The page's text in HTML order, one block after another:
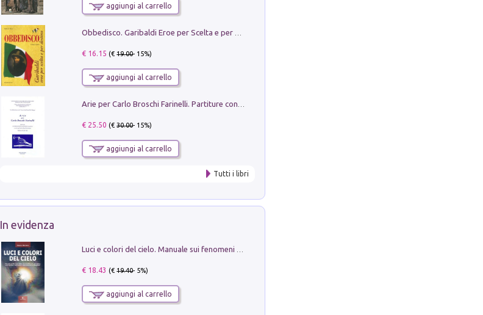
aggiungi al carrello
€ 16.15 (€19.00- 15%)
aggiungi al carrello
€ 25.50 (€30.00- 15%)
aggiungi al carrello
Tutti i libri
In evidenza
€ 18.43 (€19.40- 5%)
aggiungi al carrello